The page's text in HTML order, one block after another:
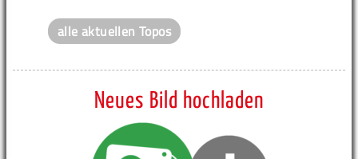
alle aktuellen Topos
Neues Bild hochladen